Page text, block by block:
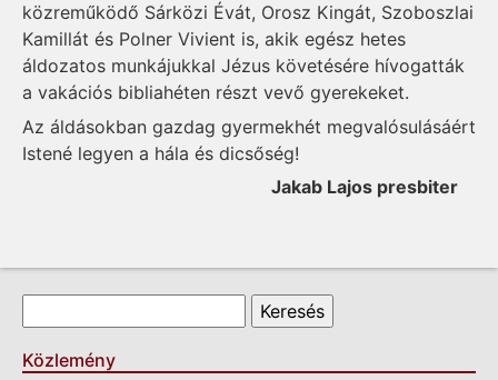
közreműködő Sárközi Évát, Orosz Kingát, Szoboszlai
Kamillát és Polner Vivient is, akik egész hetes
áldozatos munkájukkal Jézus követésére hívogatták
a vakációs bibliahéten részt vevő gyerekeket.
Az áldásokban gazdag gyermekhét megvalósulásáért
Istené legyen a hála és dicsőség!
Jakab Lajos presbiter
Keresés űrlap
Keresés
Közlemény